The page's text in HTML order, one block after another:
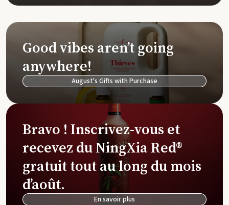
Good vibes aren’t going
anywhere!
August's Gifts with Purchase
Bravo ! Inscrivez-vous et
recevez du NingXia Red®
gratuit tout au long du mois
d’août.
En savoir plus